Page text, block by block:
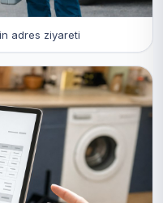
adres ziyareti